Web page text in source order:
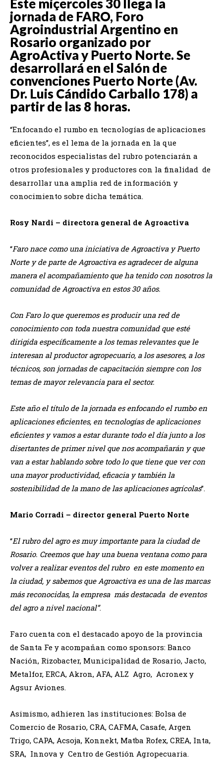
Este miçercoles 30 llega la
jornada de FARO, Foro
Agroindustrial Argentino en
Rosario organizado por
AgroActiva y Puerto Norte. Se
desarrollará en el Salón de
convenciones Puerto Norte (Av.
Dr. Luis Cándido Carballo 178) a
partir de las 8 horas.
“Enfocando el rumbo en tecnologías de aplicaciones
eficientes”, es el lema de la jornada en la que
reconocidos especialistas del rubro potenciarán a
otros profesionales y productores con la finalidad de
desarrollar una amplia red de información y
conocimiento sobre dicha temática.
Rosy Nardi – directora general de Agroactiva
“Faro nace como una iniciativa de Agroactiva y Puerto
Norte y de parte de Agroactiva es agradecer de alguna
manera el acompañamiento que ha tenido con nosotros la
comunidad de Agroactiva en estos 30 años.
Con Faro lo que queremos es producir una red de
conocimiento con toda nuestra comunidad que esté
dirigida específicamente a los temas relevantes que le
interesan al productor agropecuario, a los asesores, a los
técnicos, son jornadas de capacitación siempre con los
temas de mayor relevancia para el sector.
Este año el título de la jornada es enfocando el rumbo en
aplicaciones eficientes, en tecnologías de aplicaciones
eficientes y vamos a estar durante todo el día junto a los
disertantes de primer nivel que nos acompañarán y que
van a estar hablando sobre todo lo que tiene que ver con
una mayor productividad, eficacia y también la
sostenibilidad de la mano de las aplicaciones agrícolas”.
Mario Corradi – director general Puerto Norte
“El rubro del agro es muy importante para la ciudad de
Rosario. Creemos que hay una buena ventana como para
volver a realizar eventos del rubro en este momento en
la ciudad, y sabemos que Agroactiva es una de las marcas
más reconocidas, la empresa más destacada de eventos
del agro a nivel nacional”.
Faro cuenta con el destacado apoyo de la provincia
de Santa Fe y acompañan como sponsors: Banco
Nación, Rizobacter, Municipalidad de Rosario, Jacto,
Metalfor, ERCA, Akron, AFA, ALZ Agro, Acronex y
Agsur Aviones.
Asimismo, adhieren las instituciones: Bolsa de
Comercio de Rosario, CRA, CAFMA, Casafe, Argen
Trigo, CAPA, Acsoja, Konnekt, Matba Rofex, CREA, Inta,
SRA, Innova y Centro de Gestión Agropecuaria.